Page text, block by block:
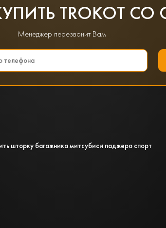
TROKOT
Менеджер перезвонит Вам
шторку багажника митсубиси паджеро спорт